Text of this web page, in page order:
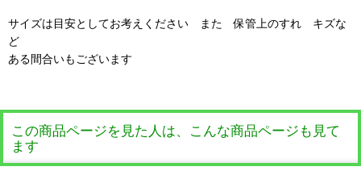
サイズは目安としてお考えください また 保管上のすれ キズな
ど
ある間合いもございます
この商品ページを見た人は、こんな商品ページも見て
ます